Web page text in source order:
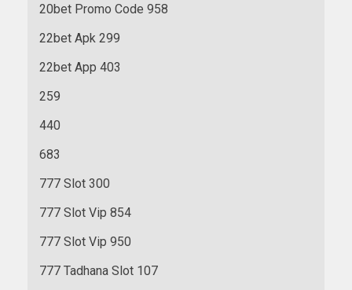
20bet Promo Code 958
22bet Apk 299
22bet App 403
259
440
683
777 Slot 300
777 Slot Vip 854
777 Slot Vip 950
777 Tadhana Slot 107